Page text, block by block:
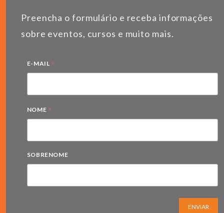
Preencha o formulário e receba informações
sobre eventos, cursos e muito mais.
E-MAIL *
NOME *
SOBRENOME
ENVIAR